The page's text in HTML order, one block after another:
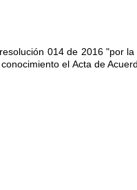
014 de 2016 "por
el Acta de